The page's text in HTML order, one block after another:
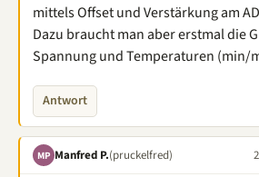
mittels Offset und Verstärkung am
Dazu braucht man aber erstmal die
Spannung und Temperaturen (min/
Antwort
MP Manfred P.(pruckelfred)